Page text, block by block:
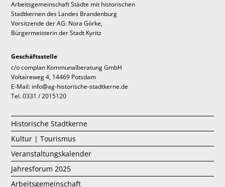
Arbeitsgemeinschaft Städte mit historischen
Stadtkernen des Landes Brandenburg
Vorsitzende der AG: Nora Görke,
Bürgermeisterin der Stadt Kyritz
Geschäftsstelle
c/o complan Kommunalberatung GmbH
Voltaireweg 4, 14469 Potsdam
E-Mail: info@ag-historische-stadtkerne.de
Tel. 0331 / 2015120
Historische Stadtkerne
Kultur | Tourismus
Veranstaltungskalender
Jahresforum 2025
Arbeitsgemeinschaft